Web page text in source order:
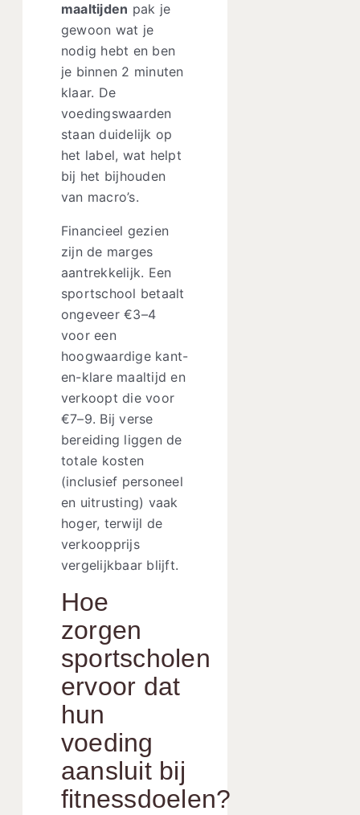
maaltijden pak je
gewoon wat je
nodig hebt en ben
je binnen 2 minuten
klaar. De
voedingswaarden
staan duidelijk op
het label, wat helpt
bij het bijhouden
van macro’s.
Financieel gezien
zijn de marges
aantrekkelijk. Een
sportschool betaalt
ongeveer €3–4
voor een
hoogwaardige kant-
en-klare maaltijd en
verkoopt die voor
€7–9. Bij verse
bereiding liggen de
totale kosten
(inclusief personeel
en uitrusting) vaak
hoger, terwijl de
verkoopprijs
vergelijkbaar blijft.
Hoe
zorgen
sportscholen
ervoor dat
hun
voeding
aansluit bij
fitnessdoelen?